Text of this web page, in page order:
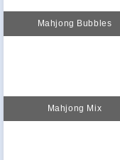
Mahjong Bubbles
Mahjong Mix